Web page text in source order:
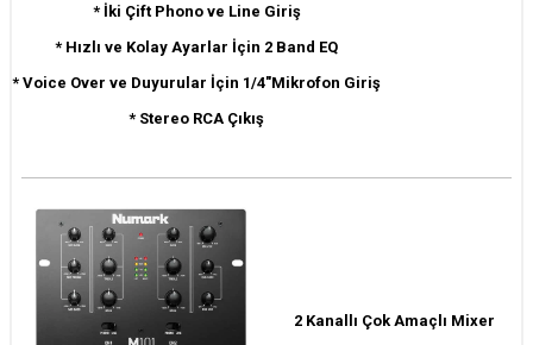
* İki Çift Phono ve Line Giriş
* Hızlı ve Kolay Ayarlar İçin 2 Band EQ
* Voice Over ve Duyurular İçin 1/4"Mikrofon Giriş
* Stereo RCA Çıkış
2 Kanallı Çok Amaçlı Mixer